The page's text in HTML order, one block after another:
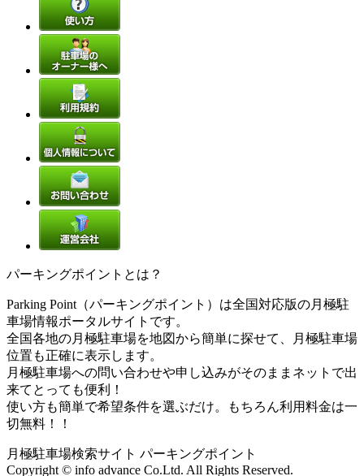
パーキングポイントとは？
Parking Point（パーキングポイント）は全国対応版の月極駐
車場情報ポータルサイトです。
全国各地の月極駐車場を地図から簡単に探せて、月極駐車場
位置も正確に表示します。
月極駐車場への問い合わせや申し込みがそのままネットで出
来てとっても便利！
使い方も簡単で希望条件を選ぶだけ。もちろん利用料金は一
切無料！！
月極駐車場検索サイト パーキングポイント
Copyright © info advance Co.Ltd. All Rights Reserved.